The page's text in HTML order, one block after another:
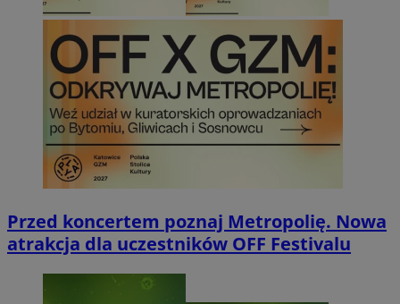
Przed koncertem poznaj Metropolię. Nowa
atrakcja dla uczestników OFF Festivalu